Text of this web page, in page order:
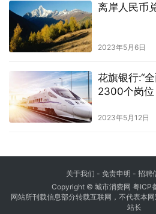
离岸人民币
2023年5月6日
花旗银行:“
2300个岗位
2023年5月12日
关于我们 - 免责申明 - 招聘
Copyright © 城市消费网 粤ICP
网站所刊载信息部分转载互联网，不代表本
站长